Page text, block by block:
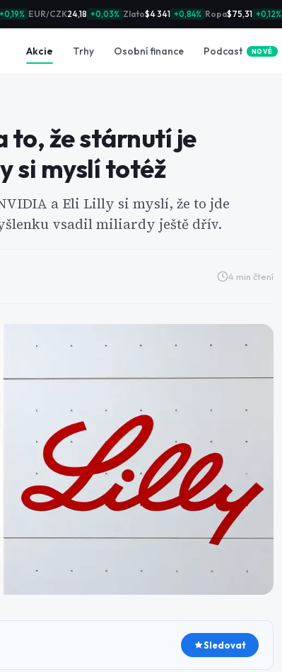
+0,19% EUR/CZK24,18 +0,03% Zlato$4 341 +0,84% Ropa$75,31 +0,12%
Akcie Trhy Osobní finance Podcast NOVÉ
to, že stárnutí je
si myslí totéž
a Eli Lilly si myslí, že to jde
vsadil miliardy ještě dřív.
4 min čtení
Sledovat